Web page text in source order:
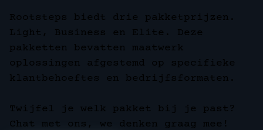
Rootsteps biedt drie pakketprijzen.
Light, Business en Elite. Deze
pakketten bevatten maatwerk
oplossingen afgestemd op specifieke
klantbehoeftes en bedrijfsformaten.
Twijfel je welk pakket bij je past?
Chat met ons, we denken graag mee!